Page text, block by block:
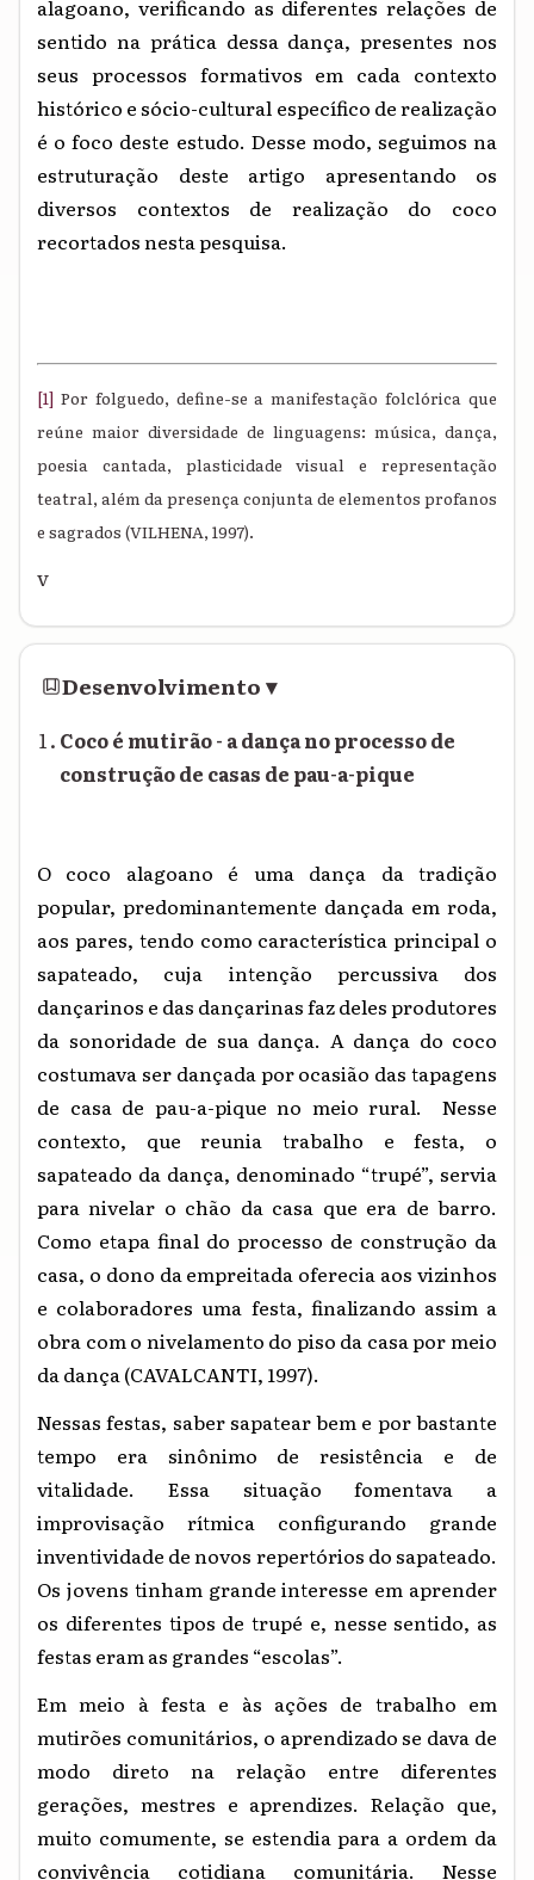
alagoano, verificando as diferentes relações de
sentido na prática dessa dança, presentes nos
seus processos formativos em cada contexto
histórico e sócio-cultural específico de realização
é o foco deste estudo. Desse modo, seguimos na
estruturação deste artigo apresentando os
diversos contextos de realização do coco
recortados nesta pesquisa.
[1] Por folguedo, define-se a manifestação folclórica que
reúne maior diversidade de linguagens: música, dança,
poesia cantada, plasticidade visual e representação
teatral, além da presença conjunta de elementos profanos
e sagrados (VILHENA, 1997).
v
Desenvolvimento▾
Coco é mutirão - a dança no processo de
construção de casas de pau-a-pique
O coco alagoano é uma dança da tradição
popular, predominantemente dançada em roda,
aos pares, tendo como característica principal o
sapateado, cuja intenção percussiva dos
dançarinos e das dançarinas faz deles produtores
da sonoridade de sua dança. A dança do coco
costumava ser dançada por ocasião das tapagens
de casa de pau-a-pique no meio rural. Nesse
contexto, que reunia trabalho e festa, o
sapateado da dança, denominado “trupé”, servia
para nivelar o chão da casa que era de barro.
Como etapa final do processo de construção da
casa, o dono da empreitada oferecia aos vizinhos
e colaboradores uma festa, finalizando assim a
obra com o nivelamento do piso da casa por meio
da dança (CAVALCANTI, 1997).
Nessas festas, saber sapatear bem e por bastante
tempo era sinônimo de resistência e de
vitalidade. Essa situação fomentava a
improvisação rítmica configurando grande
inventividade de novos repertórios do sapateado.
Os jovens tinham grande interesse em aprender
os diferentes tipos de trupé e, nesse sentido, as
festas eram as grandes “escolas”.
Em meio à festa e às ações de trabalho em
mutirões comunitários, o aprendizado se dava de
modo direto na relação entre diferentes
gerações, mestres e aprendizes. Relação que,
muito comumente, se estendia para a ordem da
convivência cotidiana comunitária. Nesse